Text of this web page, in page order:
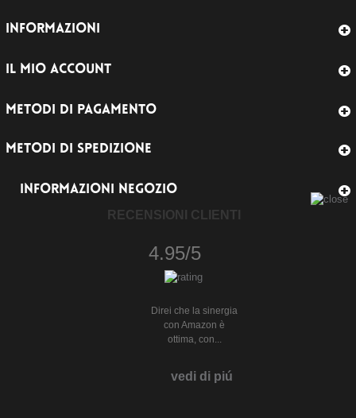
INFORMAZIONI
IL MIO ACCOUNT
METODI DI PAGAMENTO
METODI DI SPEDIZIONE
INFORMAZIONI NEGOZIO
RECENSIONI CLIENTI
4.95/5
Direi che la sinergia
con Amazon è
ottima, con...
vedi di piú